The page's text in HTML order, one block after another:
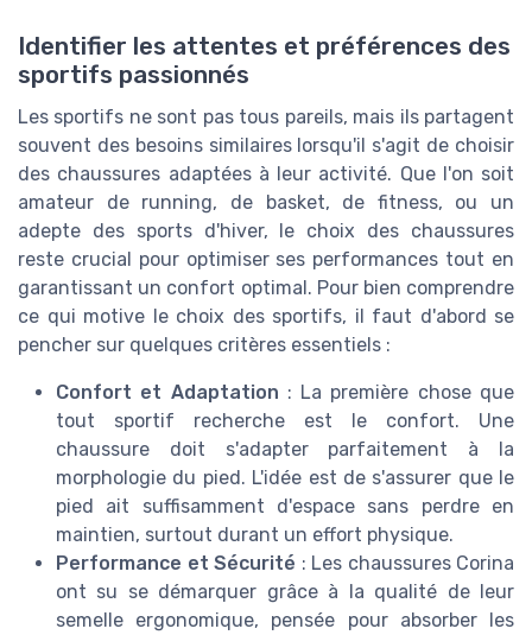
Identifier les attentes et préférences des
sportifs passionnés
Les sportifs ne sont pas tous pareils, mais ils partagent
souvent des besoins similaires lorsqu'il s'agit de choisir
des chaussures adaptées à leur activité. Que l'on soit
amateur de running, de basket, de fitness, ou un
adepte des sports d'hiver, le choix des chaussures
reste crucial pour optimiser ses performances tout en
garantissant un confort optimal. Pour bien comprendre
ce qui motive le choix des sportifs, il faut d'abord se
pencher sur quelques critères essentiels :
Confort et Adaptation : La première chose que
tout sportif recherche est le confort. Une
chaussure doit s'adapter parfaitement à la
morphologie du pied. L'idée est de s'assurer que le
pied ait suffisamment d'espace sans perdre en
maintien, surtout durant un effort physique.
Performance et Sécurité : Les chaussures Corina
ont su se démarquer grâce à la qualité de leur
semelle ergonomique, pensée pour absorber les